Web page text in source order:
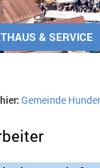
& SERVICE
Gemeinde